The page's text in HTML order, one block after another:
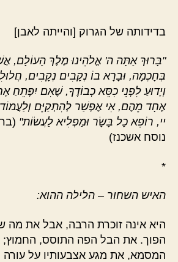
בדידותה של הגרוק [והייתה לאבן]
"בָּרוּךְ אַתָּה ה' אֱלֹהֵינוּ מֶלֶךְ הָעוֹלָם,
בְּחָכְמָה, וּבָרָא בוֹ נְקָבִים נְקָבִים,
וְיָדוּעַ לִפְנֵי כִסֵּא כְבוֹדֶךָ, שֶׁאִם יִפָּתֵחַ
אֶחָד מֵהֶם, אִי אֶפְשַׁר לְהִתְקַיֵּם
יי, רוֹפֵא כָל בָּשָׂר וּמַפְלִיא לַעֲשׂוֹת"
נוסח אשכנז)
*
האיש השחור – הלילה ההוא:
היא אינה זוכרת הרבה, אבל את מה
הפוך. את הבל הפה התוסס, החמוץ;
המסמא, את מגע אצבעותיו על עורה